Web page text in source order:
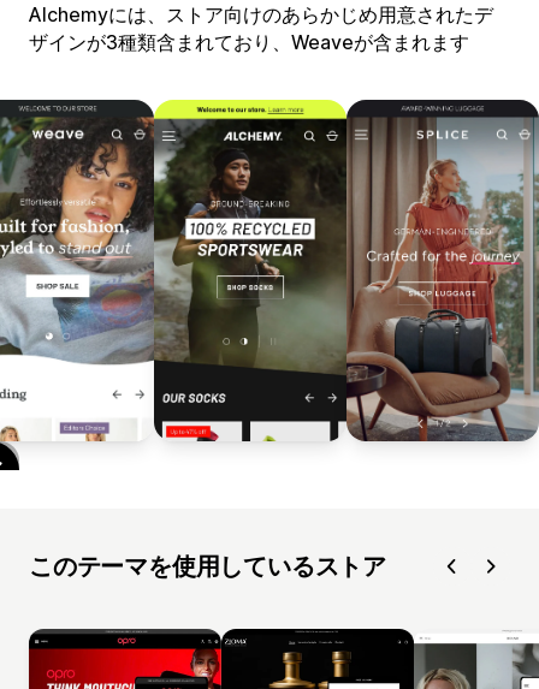
Alchemyには、ストア向けのあらかじめ用意されたデ
ザインが3種類含まれており、Weaveが含まれます
このテーマを使用しているストア